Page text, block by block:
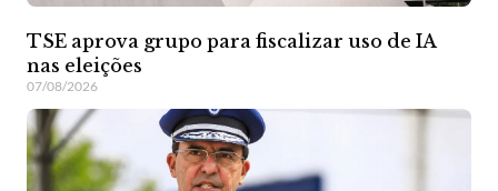
TSE aprova grupo para fiscalizar uso de IA
nas eleições
07/08/2026